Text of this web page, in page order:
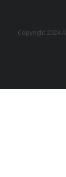
Copyright 2024